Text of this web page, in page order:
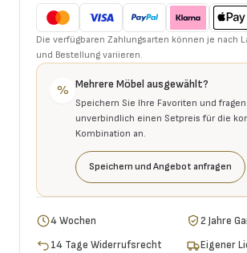
Die verfügbaren Zahlungsarten können je nach
und Bestellung variieren.
% Mehrere Möbel ausgewählt?
Speichern Sie Ihre Favoriten und
unverbindlich einen Setpreis für die
Kombination an.
Speichern und Angebot anfragen
4 Wochen
2 Jahre
14 Tage Widerrufsrecht
Eigener